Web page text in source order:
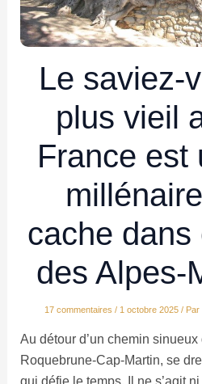
Le saviez-
plus vieil
France est
cache dans
des Alpes-
17 commentaires / 1 octobre 2025 / Par
Au détour d’un chemin
Roquebrune-Cap-Martin, se